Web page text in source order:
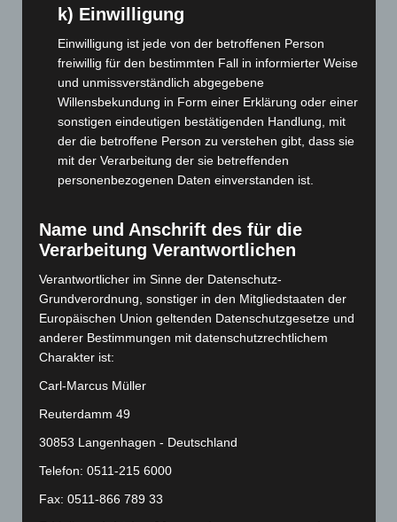
Oktober 2025(112)
September 2025 (93)
August 2025(90)
Juli 2025(90)
Juni 2025(103)
Mai 2025(112)
April 2025(88)
Februar 2025(96)
Dezember 2024
November 2024(94)
Oktober 2024(93)
Juli 2024(89)
Juni 2024(107)
Mai 2024 (149)
April 2024(102)
k) Einwilligung
Einwilligung ist jede von der betroffenen Person
freiwillig für den bestimmten Fall in informierter Weise
und unmissverständlich abgegebene
Willensbekundung in Form einer Erklärung oder einer
sonstigen eindeutigen bestätigenden Handlung, mit
der die betroffene Person zu verstehen gibt, dass sie
mit der Verarbeitung der sie betreffenden
personenbezogenen Daten einverstanden ist.
Name und Anschrift des für die
Verarbeitung Verantwortlichen
Verantwortlicher im Sinne der Datenschutz-
Grundverordnung, sonstiger in den Mitgliedstaaten der
Europäischen Union geltenden Datenschutzgesetze und
anderer Bestimmungen mit datenschutzrechtlichem
Charakter ist:
Carl-Marcus Müller
Reuterdamm 49
30853 Langenhagen - Deutschland
Telefon: 0511-215 6000
Fax: 0511-866 789 33